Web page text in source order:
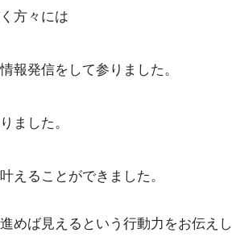
方々には
報発信をして参りました。
ました。
えることができました。
めば見えるという行動力をお伝えし